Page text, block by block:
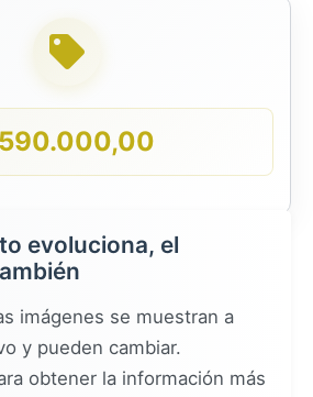
590.000,00
evoluciona, el
imágenes se muestran a
y pueden cambiar.
obtener la información más